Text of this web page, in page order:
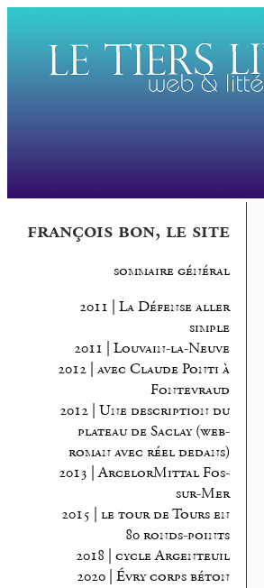
françois bon, le site
sommaire général
2011 | La Défense aller
simple
2011 | Louvain-la-Neuve
2012 | avec Claude Ponti à
Fontevraud
2012 | Une description du
plateau de Saclay (web-
roman avec réel dedans)
2013 | ArcelorMittal Fos-
sur-Mer
2015 | le tour de Tours en
80 ronds-points
2018 | cycle Argenteuil
2020 | Évry corps béton